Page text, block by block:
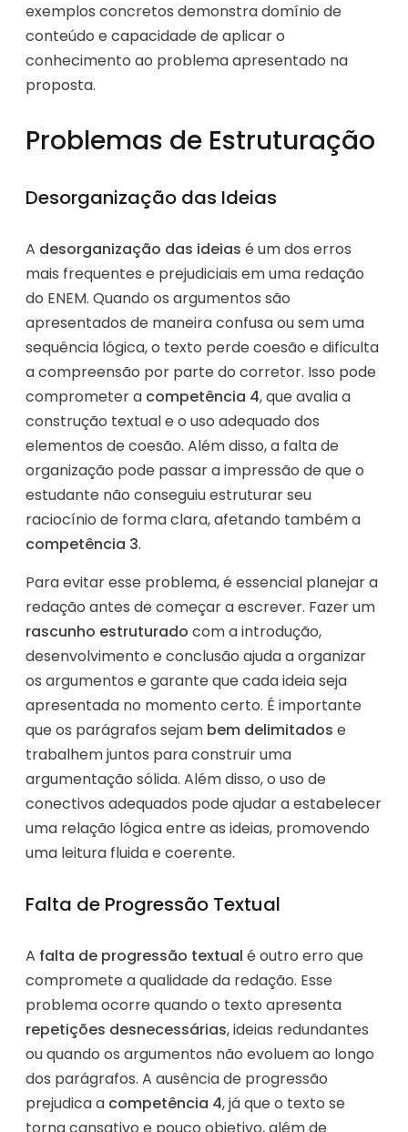
exemplos concretos demonstra domínio de
conteúdo e capacidade de aplicar o
conhecimento ao problema apresentado na
proposta.
Problemas de Estruturação
Desorganização das Ideias
A desorganização das ideias é um dos erros
mais frequentes e prejudiciais em uma redação
do ENEM. Quando os argumentos são
apresentados de maneira confusa ou sem uma
sequência lógica, o texto perde coesão e dificulta
a compreensão por parte do corretor. Isso pode
comprometer a competência 4, que avalia a
construção textual e o uso adequado dos
elementos de coesão. Além disso, a falta de
organização pode passar a impressão de que o
estudante não conseguiu estruturar seu
raciocínio de forma clara, afetando também a
competência 3.
Para evitar esse problema, é essencial planejar a
redação antes de começar a escrever. Fazer um
rascunho estruturado com a introdução,
desenvolvimento e conclusão ajuda a organizar
os argumentos e garante que cada ideia seja
apresentada no momento certo. É importante
que os parágrafos sejam bem delimitados e
trabalhem juntos para construir uma
argumentação sólida. Além disso, o uso de
conectivos adequados pode ajudar a estabelecer
uma relação lógica entre as ideias, promovendo
uma leitura fluida e coerente.
Falta de Progressão Textual
A falta de progressão textual é outro erro que
compromete a qualidade da redação. Esse
problema ocorre quando o texto apresenta
repetições desnecessárias, ideias redundantes
ou quando os argumentos não evoluem ao longo
dos parágrafos. A ausência de progressão
prejudica a competência 4, já que o texto se
torna cansativo e pouco objetivo, além de